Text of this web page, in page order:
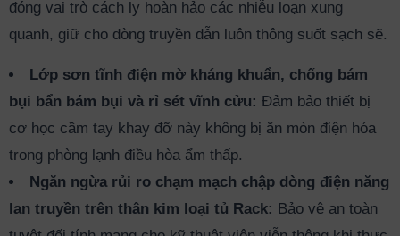
đóng vai trò cách ly hoàn hảo các nhiễu loạn xung
quanh, giữ cho dòng truyền dẫn luôn thông suốt sạch sẽ.
Lớp sơn tĩnh điện mờ kháng khuẩn, chống bám
bụi bẩn bám bụi và rỉ sét vĩnh cửu: Đảm bảo thiết bị
cơ học cầm tay khay đỡ này không bị ăn mòn điện hóa
trong phòng lạnh điều hòa ẩm thấp.
Ngăn ngừa rủi ro chạm mạch chập dòng điện năng
lan truyền trên thân kim loại tủ Rack: Bảo vệ an toàn